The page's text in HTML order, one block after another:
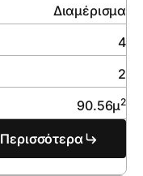
Διαμέρισμα
4
2
90.56μ2
Περισσότερα